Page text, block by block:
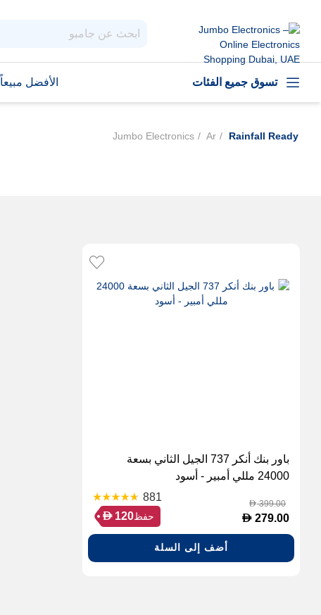
تسوق جميع الفئات الأفضل مبيعاً
Jumbo Electronics Ar Rainfall Ready
باور بنك أنكر 737 الجيل الثاني بسعة
24000 مللي أمبير - أسود
881
D399.00
D 279.00 حفظ D 120
أضف إلى السلة